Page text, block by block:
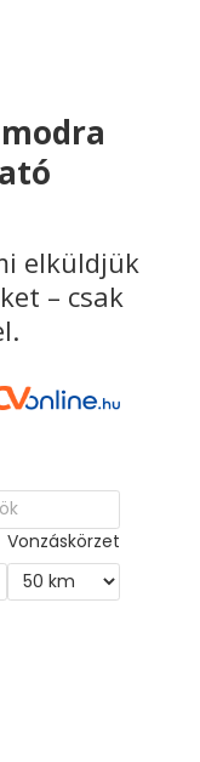
elküldjük
– csak